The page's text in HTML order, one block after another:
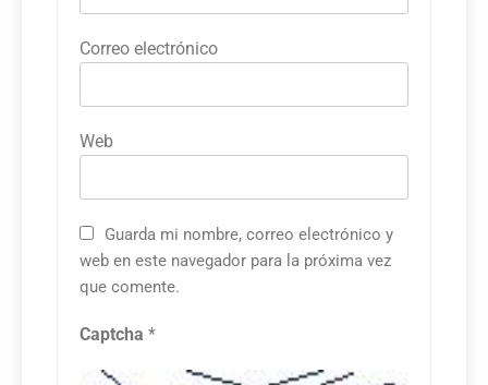
Correo electrónico
Web
Guarda mi nombre, correo electrónico y
web en este navegador para la próxima vez
que comente.
Captcha *